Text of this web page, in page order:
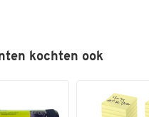
kochten ook